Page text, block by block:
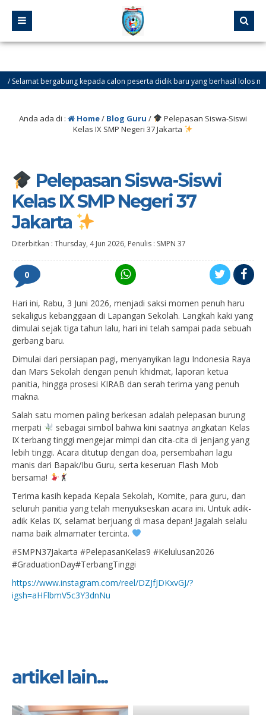
bergabung kepada calon peserta didik baru yang berhasil lolos melalui
Anda ada di : Home/ Blog Guru /
Pelepasan Siswa-Siswi
Kelas IX SMP Negeri 37 Jakarta
Pelepasan Siswa-Siswi
Kelas IX SMP Negeri 37
Jakarta
Diterbitkan : Thursday, 4 Jun 2026, Penulis : SMPN 37
0
Hari ini, Rabu, 3 Juni 2026, menjadi saksi momen penuh haru
sekaligus kebanggaan di Lapangan Sekolah. Langkah kaki yang
dimulai sejak tiga tahun lalu, hari ini telah sampai pada sebuah
gerbang baru.
Dimulai dari persiapan pagi, menyanyikan lagu Indonesia Raya
dan Mars Sekolah dengan penuh khidmat, laporan ketua
panitia, hingga prosesi KIRAB dan serah terima yang penuh
makna.
Salah satu momen paling berkesan adalah pelepasan burung
merpati
sebagai simbol bahwa kini saatnya angkatan Kelas
IX terbang tinggi mengejar mimpi dan cita-cita di jenjang yang
lebih tinggi. Acara ditutup dengan doa, persembahan lagu
manis dari Bapak/Ibu Guru, serta keseruan Flash Mob
bersama!
Terima kasih kepada Kepala Sekolah, Komite, para guru, dan
seluruh panitia yang telah menyukseskan acara ini. Untuk adik-
adik Kelas IX, selamat berjuang di masa depan! Jagalah selalu
nama baik almamater tercinta.
#SMPN37Jakarta #PelepasanKelas9 #Kelulusan2026
#GraduationDay#TerbangTinggi
https://www.instagram.com/reel/DZJfJDKxvGJ/?
igsh=aHFlbmV5c3Y3dnNu
artikel lain...